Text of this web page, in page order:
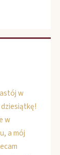
w
w
a mój